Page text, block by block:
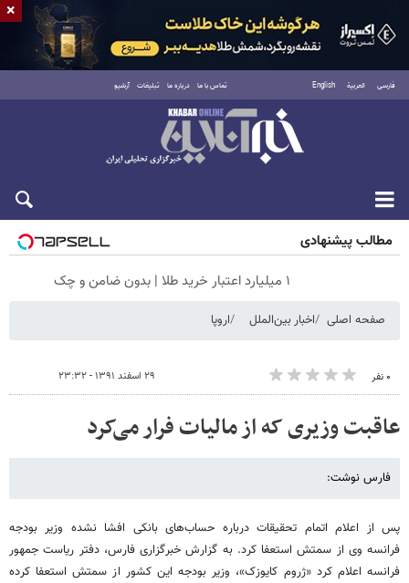
فارسی العربية English تماس با ما درباره ما تبلیغات آرشیو
جمعه ۱۶ مرداد ۱۴۰۵
مطالب پیشنهادی
۱ میلیارد اعتبار خرید طلا | بدون ضامن و چک
صفحه اصلی اخبار بین‌الملل اروپا
۰ نفر ۲۹ اسفند ۱۳۹۱ - ۲۳:۳۲
عاقبت وزیری که از مالیات فرار می‌کرد
فارس نوشت:
پس از اعلام اتمام تحقیقات درباره حساب‌های بانکی افشا نشده وزیر بودجه
فرانسه وی از سمتش استعفا کرد. به گزارش خبرگزاری فارس، دفتر ریاست جمهور
فرانسه اعلام کرد «ژروم کایوزک»، وزیر بودجه این کشور از سمتش استعفا کرده
×